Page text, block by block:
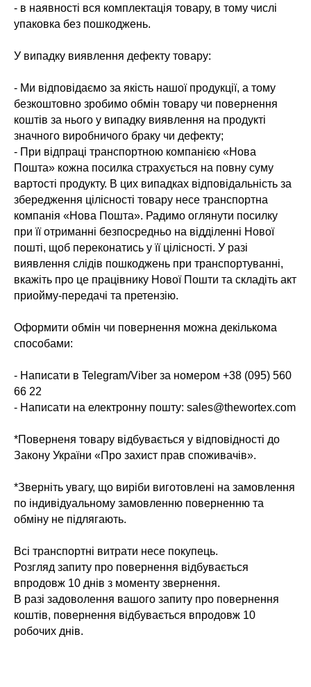
- в наявності вся комплектація товару, в тому числі
упаковка без пошкоджень.
У випадку виявлення дефекту товару:
- Ми відповідаємо за якість нашої продукції, а тому
безкоштовно зробимо обмін товару чи повернення
коштів за нього у випадку виявлення на продукті
значного виробничого браку чи дефекту;
- При відпраці транспортною компанією «Нова
Пошта» кожна посилка страхується на повну суму
вартості продукту. В цих випадках відповідальність за
збередження цілісності товару несе транспортна
компанія «Нова Пошта». Радимо оглянути посилку
при її отриманні безпосредньо на відділенні Нової
пошті, щоб переконатись у її цілісності. У разі
виявлення слідів пошкоджень при транспортуванні,
вкажіть про це працівнику Нової Пошти та складіть акт
приойму-передачі та претензію.
Оформити обмін чи повернення можна декількома
способами:
- Написати в Telegram/Viber за номером +38 (095) 560
66 22
- Написати на електронну пошту: sales@thewortex.com
*Поверненя товару відбувається у відповідності до
Закону України «Про захист прав споживачів».
*Зверніть увагу, що виріби виготовлені на замовлення
по індивідуальному замовленню поверненню та
обміну не підлягають.
Всі транспортні витрати несе покупець.
Розгляд запиту про повернення відбувається
впродовж 10 днів з моменту звернення.
В разі задоволення вашого запиту про повернення
коштів, повернення відбувається впродовж 10
робочих днів.